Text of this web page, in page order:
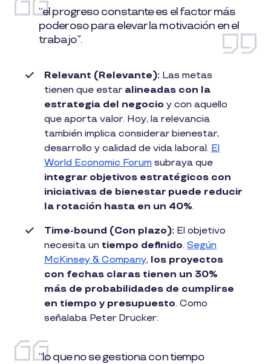
“el progreso constante es el factor más
poderoso para elevar la motivación en el
trabajo”.
Relevant (Relevante): Las metas
tienen que estar alineadas con la
estrategia del negocio y con aquello
que aporta valor. Hoy, la relevancia
también implica considerar bienestar,
desarrollo y calidad de vida laboral. El
World Economic Forum subraya que
integrar objetivos estratégicos con
iniciativas de bienestar puede reducir
la rotación hasta en un 40%.
Time-bound (Con plazo): El objetivo
necesita un tiempo definido. Según
McKinsey & Company, los proyectos
con fechas claras tienen un 30%
más de probabilidades de cumplirse
en tiempo y presupuesto. Como
señalaba Peter Drucker:
“lo que no se gestiona con tiempo